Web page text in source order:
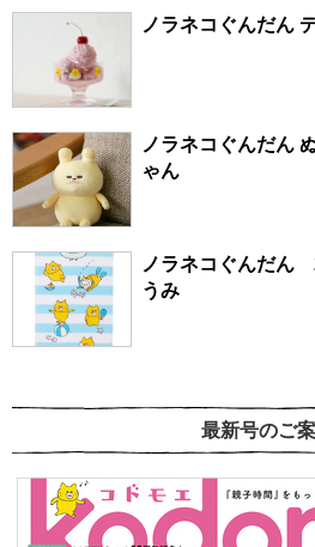
ノ
ノラネコぐんだん
ゃん
ノラネコぐんだん
うみ
最新号のご